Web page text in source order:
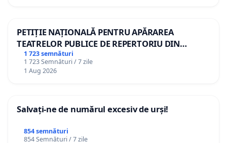
PETIȚIE NAȚIONALĂ PENTRU APĂRAREA
TEATRELOR PUBLICE DE REPERTORIU DIN
ROMÂNIA
1 723 semnături
1 723 Semnături / 7 zile
1 Aug 2026
Salvați-ne de numărul excesiv de urși!
854 semnături
854 Semnături / 7 zile